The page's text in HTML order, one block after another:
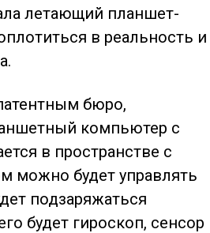
летающий планшет-
в реальность и
бюро,
компьютер с
в пространстве с
можно будет управлять
подзаряжаться
будет гироскоп, сенсор